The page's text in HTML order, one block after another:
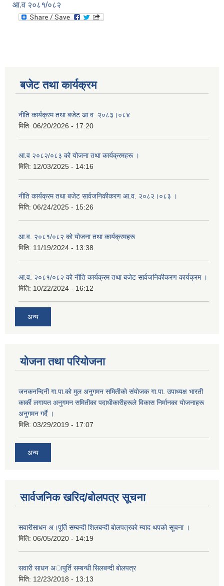
आ.व २०८१/०८२
बजेट तथा कार्यक्रम
नीति कार्यक्रम तथा बजेट आ.व. २०८३।०८४
मिति: 06/20/2026 - 17:20
आ.व २०८२/०८३ को योजना तथा कार्यक्रमहरू ।
मिति: 12/03/2025 - 14:16
नीति कार्यक्रम तथा बजेट सार्वजनिकीकरण आ.व. २०८२।०८३ ।
मिति: 06/24/2025 - 15:26
आ.व. २०८१/०८२ को योजना तथा कार्यक्रमहरू
मिति: 11/19/2024 - 13:38
आ.व. २०८१/०८२ को नीति कार्यक्रम तथा बजेट सार्वजनिकीकरण कार्यक्रम ।
मिति: 10/22/2024 - 16:12
अन्य
योजना तथा परियोजना
जनकनन्दिनी गा.पा.काे मुल अनुगमन समितीकाे संयाेजक गा.पा. उपाध्यक्ष भारती
कार्की लगायत अनुगमन समितीका पदाधीकारीहरूले विकास निर्मानका याेजनाहरू
अनुगमन गर्दै ।
मिति: 03/29/2019 - 17:07
अन्य
सार्वजनिक खरिद/बोलपत्र सूचना
सवारीसाधन अ।पूर्ति सम्बन्दी शिलबन्दी बाेलपत्रकाे म्याद थपकाे सूचना ।
मिति: 06/05/2020 - 14:19
सवारी साधन अापुर्ति सम्बन्धी सिलबन्दी बाेलपत्र
मिति: 12/23/2018 - 13:13